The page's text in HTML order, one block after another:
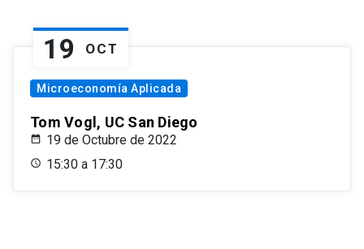
19 OCT
Microeconomía Aplicada
Tom Vogl, UC San Diego
19 de Octubre de 2022
15:30 a 17:30